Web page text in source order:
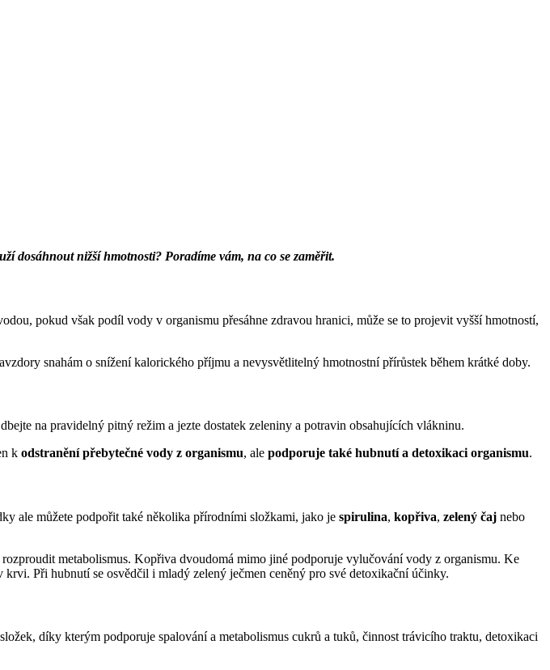
dosáhnout nižší hmotnosti? Poradíme vám, na co se zaměřit.
pokud však podíl vody v organismu přesáhne zdravou hranici, může se to projevit vyšší hmotností,
snahám o snížení kalorického příjmu a nevysvětlitelný hmotnostní přírůstek během krátké doby.
na pravidelný pitný režim a jezte dostatek zeleniny a potravin obsahujících vlákninu.
k odstranění přebytečné vody z organismu, ale podporuje také hubnutí a detoxikaci organismu.
ale můžete podpořit také několika přírodními složkami, jako je spirulina, kopřiva, zelený čaj nebo
metabolismus. Kopřiva dvoudomá mimo jiné podporuje vylučování vody z organismu. Ke
Při hubnutí se osvědčil i mladý zelený ječmen ceněný pro své detoxikační účinky.
díky kterým podporuje spalování a metabolismus cukrů a tuků, činnost trávicího traktu, detoxikaci